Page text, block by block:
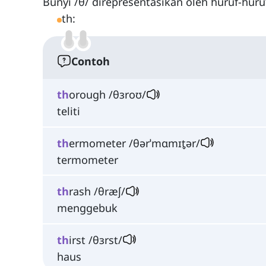
th:
Contoh
thorough /θɜroʊ/
teliti
thermometer /θərˈmɑmɪt̬ər/
termometer
thrash /θræʃ/
menggebuk
thirst /θɜrst/
haus